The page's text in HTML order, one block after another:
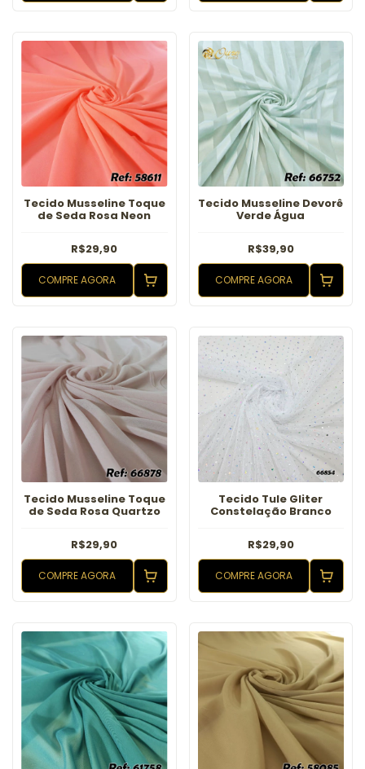
Tecido Musseline Toque
de Seda Rosa Neon
R$29,90
COMPRE AGORA
Tecido Musseline Devorê
Verde Água
R$39,90
COMPRE AGORA
Tecido Musseline Toque
de Seda Rosa Quartzo
R$29,90
COMPRE AGORA
Tecido Tule Gliter
Constelação Branco
R$29,90
COMPRE AGORA